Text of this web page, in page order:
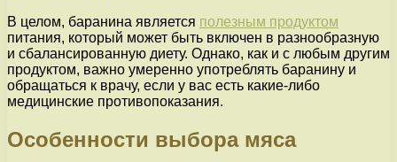
В целом, баранина является полезным продуктом
питания, который может быть включен в разнообразную
и сбалансированную диету. Однако, как и с любым другим
продуктом, важно умеренно употреблять баранину и
обращаться к врачу, если у вас есть какие-либо
медицинские противопоказания.
Особенности выбора мяса